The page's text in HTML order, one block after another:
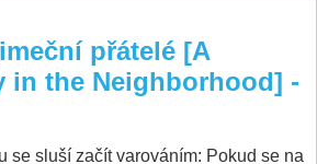
přátelé [A
in the Neighborhood] -
se sluší začít varováním: Pokud se na